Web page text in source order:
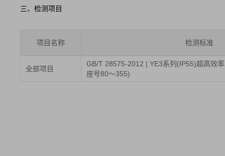
三、检测项目
项目名称 检测标准
全部项目
GB/T 28575-2012 | YE3系列(IP55)超高效
座号80～355)